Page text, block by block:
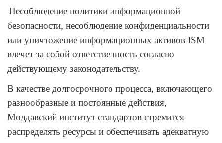
Несоблюдение политики информационной
безопасности, несоблюдение конфиденциальности
или уничтожение информационных активов ISM
влечет за собой ответственность согласно
действующему законодательству.
В качестве долгосрочного процесса, включающего
разнообразные и постоянные действия,
Молдавский институт стандартов стремится
распределять ресурсы и обеспечивать адекватную